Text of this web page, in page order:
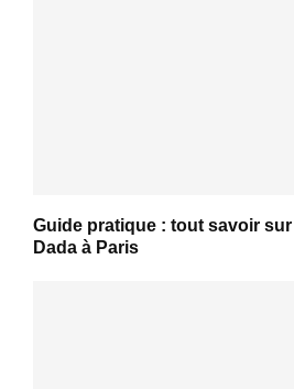
Guide pratique : tout savoir
Dada à Paris